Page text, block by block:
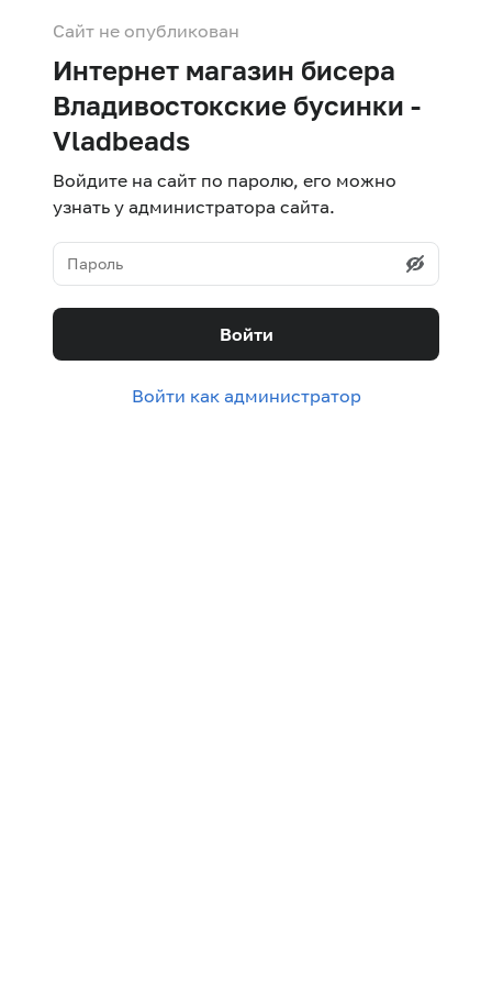
Сайт не опубликован
Интернет магазин бисера
Владивостокские бусинки -
Vladbeads
Войдите на сайт по паролю, его можно
узнать у администратора сайта.
Войти
Войти как администратор